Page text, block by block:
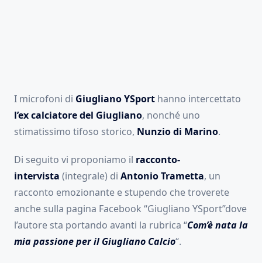
I microfoni di Giugliano YSport hanno intercettato
l’ex calciatore del Giugliano, nonché uno
stimatissimo tifoso storico, Nunzio di Marino.
Di seguito vi proponiamo il racconto-
intervista (integrale) di Antonio Trametta, un
racconto emozionante e stupendo che troverete
anche sulla pagina Facebook “Giugliano YSport”dove
l’autore sta portando avanti la rubrica “Com’è nata la
mia passione per il Giugliano Calcio“.